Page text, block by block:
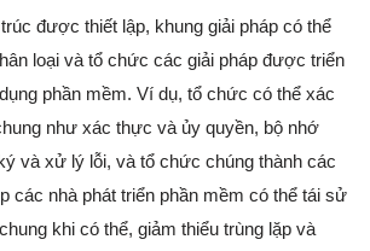
được thiết lập, khung giải pháp có thể
loại và tổ chức các giải pháp được triển
phần mềm. Ví dụ, tổ chức có thể xác
như xác thực và ủy quyền, bộ nhớ
và xử lý lỗi, và tổ chức chúng thành các
các nhà phát triển phần mềm có thể tái sử
khi có thể, giảm thiểu trùng lặp và